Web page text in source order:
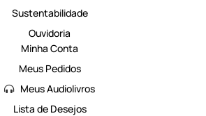
Sustentabilidade
Ouvidoria
Minha Conta
Meus Pedidos
Meus Audiolivros
Lista de Desejos